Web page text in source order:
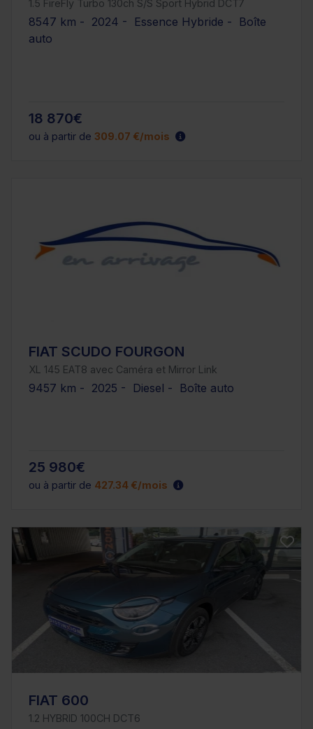
1.5 FireFly Turbo 130ch S/S Sport Hybrid DCT7
8547 km - 2024 - Essence Hybride - Boîte
auto
18 870€
ou à partir de 309.07 €/mois
FIAT SCUDO FOURGON
XL 145 EAT8 avec Caméra et Mirror Link
9457 km - 2025 - Diesel - Boîte auto
25 980€
ou à partir de 427.34 €/mois
FIAT 600
1.2 HYBRID 100CH DCT6